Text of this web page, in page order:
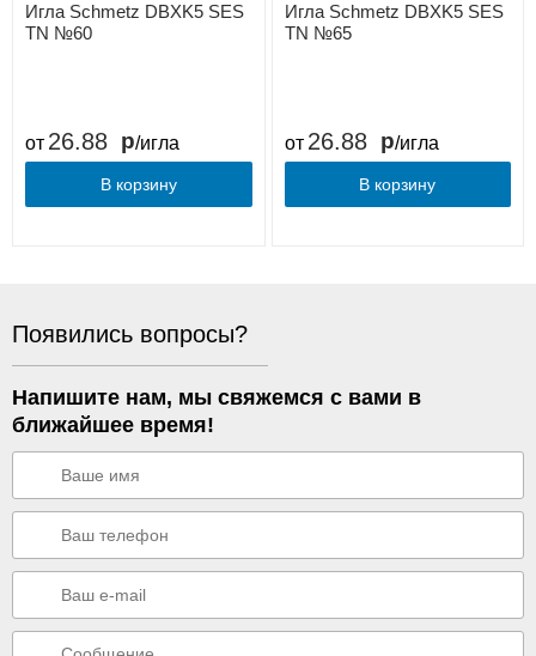
Игла Schmetz DBXK5 SES
TN №60
от 26.88 /игла
В корзину
Игла Schmetz DBXK5 SES
TN №65
от 26.88 /игла
В корзину
Появились вопросы?
Напишите нам, мы свяжемся с вами в
ближайшее время!